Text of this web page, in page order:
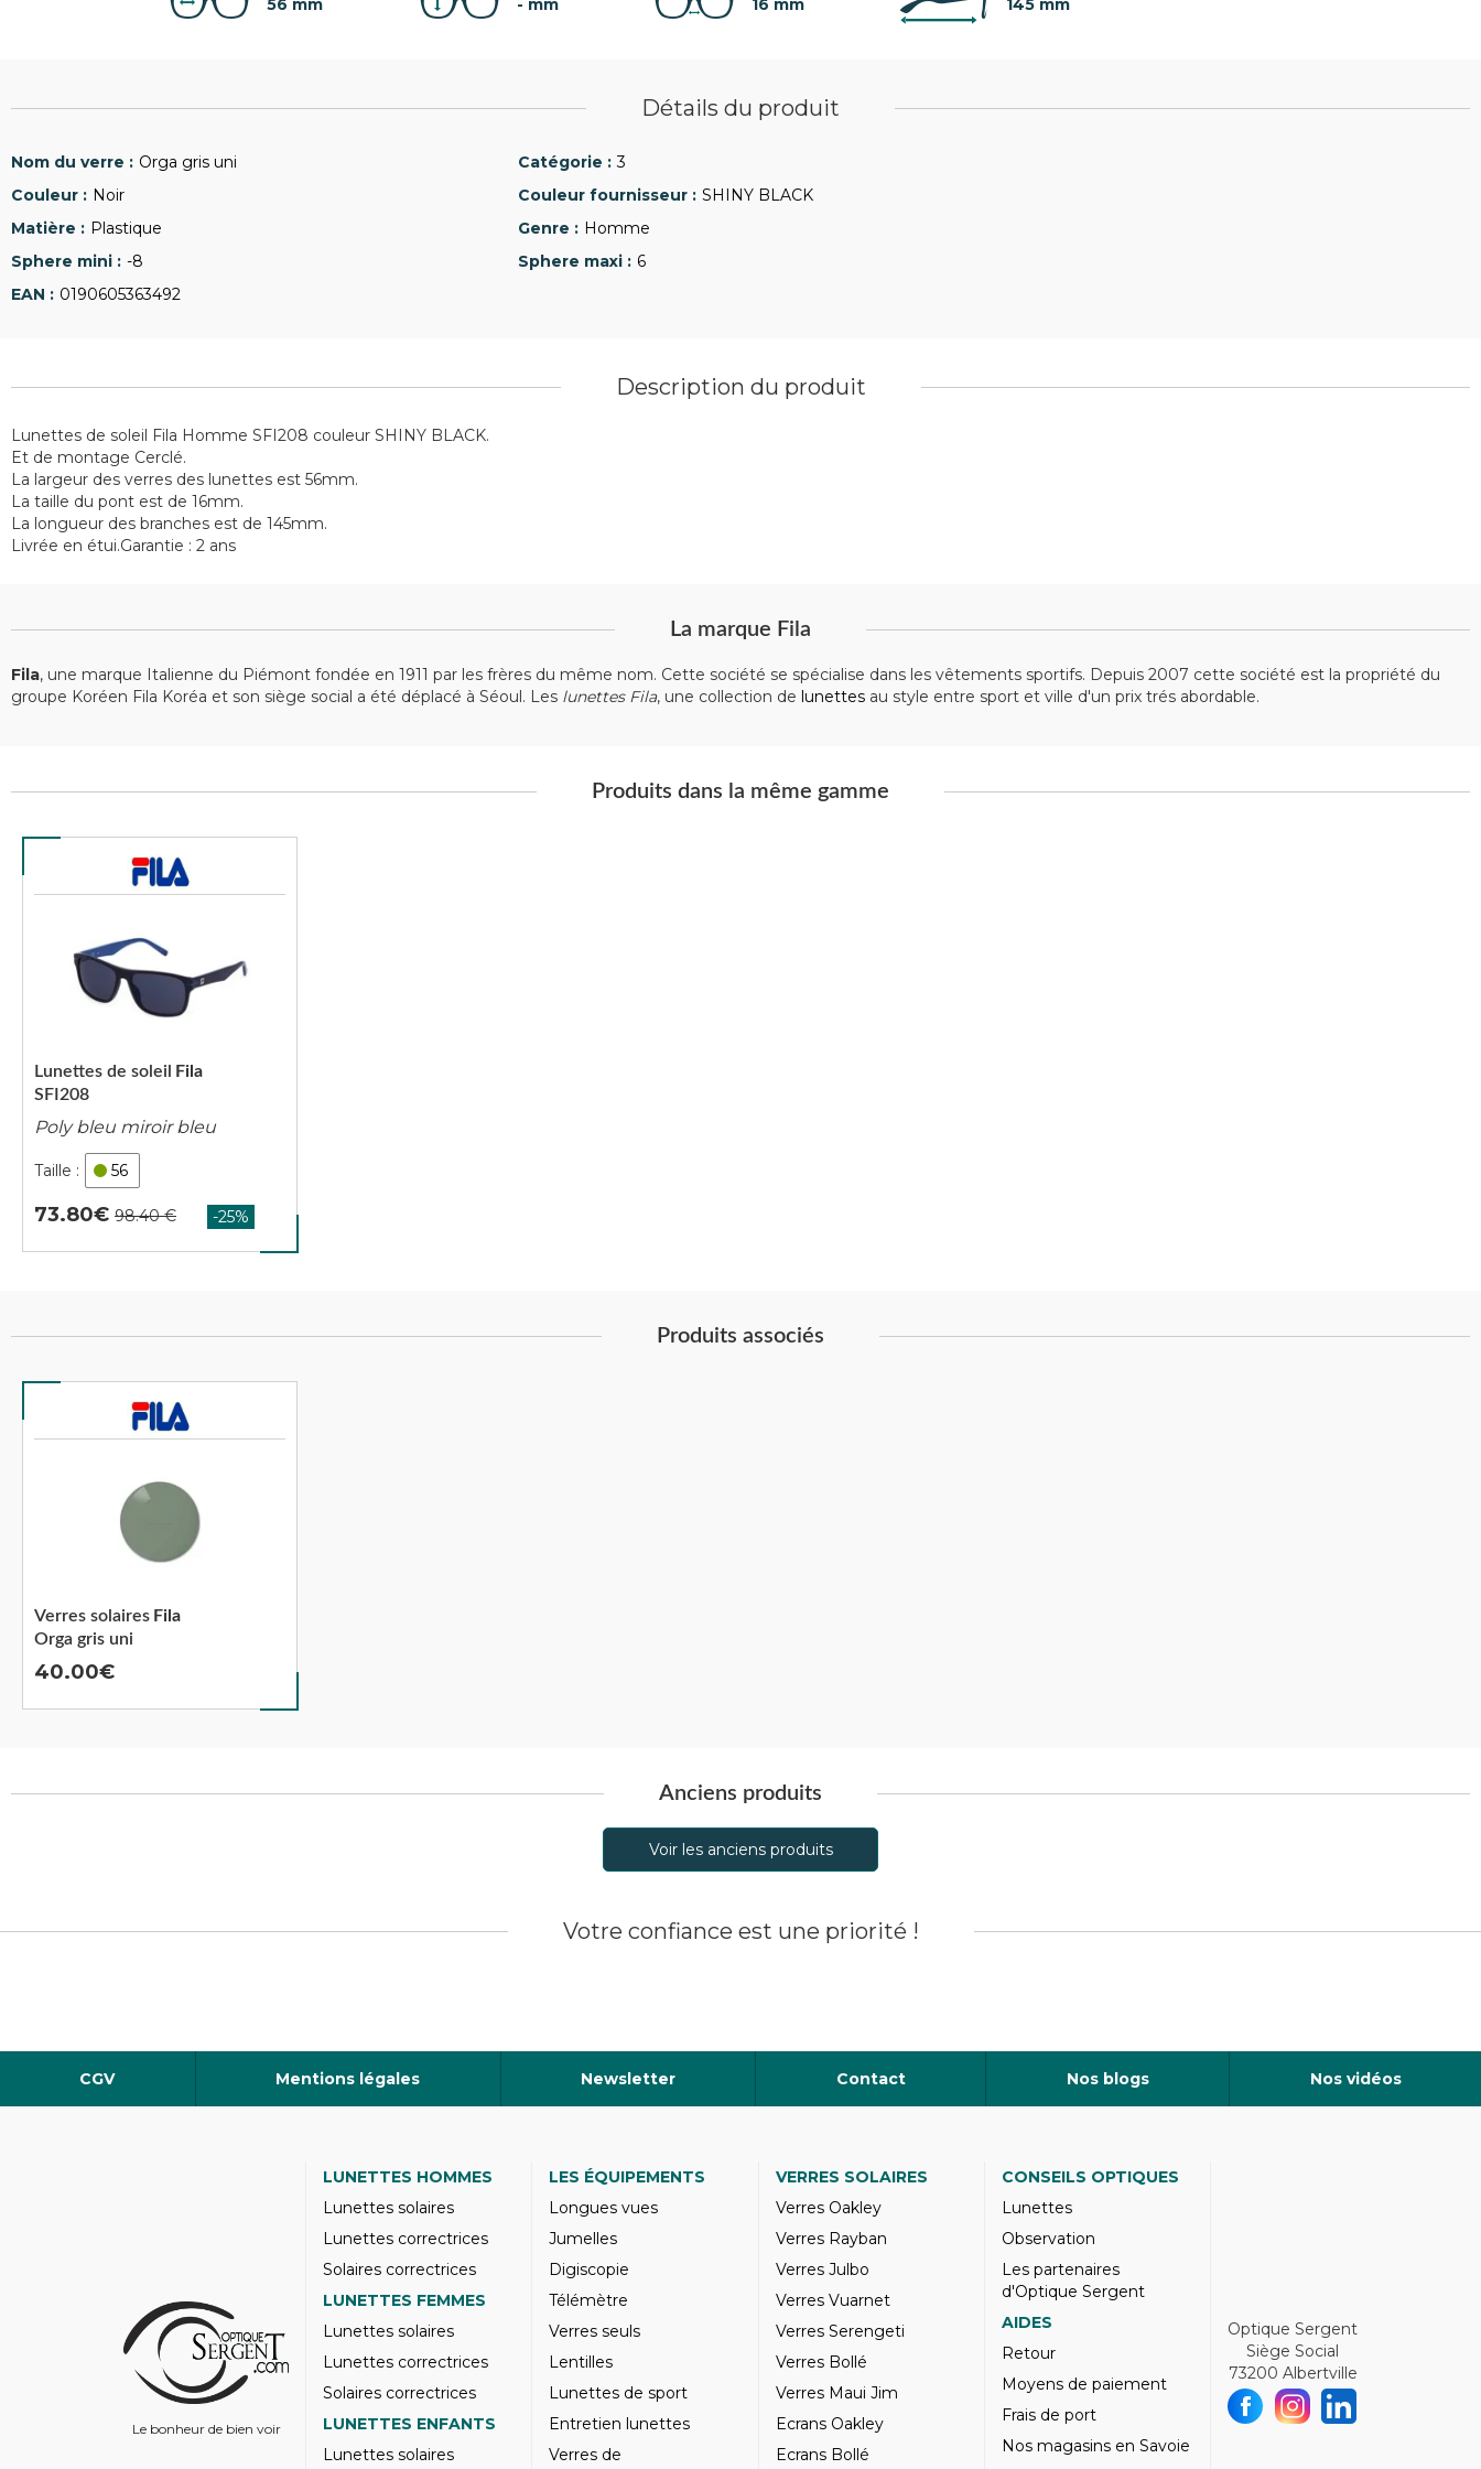
56 mm - mm 16 mm 145 mm
Détails du produit
Orga gris uni
3
Noir
SHINY BLACK
Plastique
Homme
-8
6
0190605363492
Description du produit
Lunettes de soleil Fila Homme SFI208 couleur SHINY BLACK.
Et de montage Cerclé.
La largeur des verres des lunettes est 56mm.
La taille du pont est de 16mm.
La longueur des branches est de 145mm.
Livrée en étui.Garantie : 2 ans
La marque Fila
Fila, une marque Italienne du Piémont fondée en 1911 par les frères du même nom. Cette société se spécialise dans les vêtements sportifs. Depuis 2007 cette société est la propriété du
groupe Koréen Fila Koréa et son siège social a été déplacé à Séoul. Les lunettes Fila, une collection de lunettes au style entre sport et ville d'un prix trés abordable.
Produits dans la même gamme
SFI208
Lunettes de soleil Fila
Poly bleu miroir bleu
56
73.80
Produits associés
Orga gris uni
Verres solaires Fila
40.00
Anciens produits
Voir les anciens produits
Votre confiance est une priorité !
CGV Mentions légales Newsletter Contact Nos blogs Nos vidéos
Le bonheur de bien voir
LUNETTES HOMMES
Lunettes solaires
Lunettes correctrices
Solaires correctrices
LUNETTES FEMMES
Lunettes solaires
Lunettes correctrices
Solaires correctrices
LUNETTES ENFANTS
Lunettes solaires
LES ÉQUIPEMENTS
Longues vues
Jumelles
Digiscopie
Télémètre
Verres seuls
Lentilles
Lunettes de sport
Entretien lunettes
Verres de
VERRES SOLAIRES
Verres Oakley
Verres Rayban
Verres Julbo
Verres Vuarnet
Verres Serengeti
Verres Bollé
Verres Maui Jim
Ecrans Oakley
Ecrans Bollé
CONSEILS OPTIQUES
Lunettes
Observation
Les partenaires
d'Optique Sergent
AIDES
Retour
Moyens de paiement
Frais de port
Nos magasins en Savoie
Optique Sergent
Siège Social
73200 Albertville